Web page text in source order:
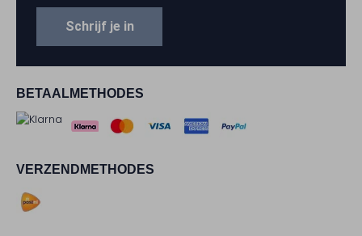
BETAALMETHODES
VERZENDMETHODES
Schrijf je in